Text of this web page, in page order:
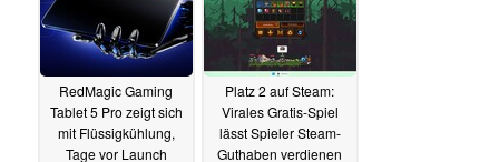
RedMagic Gaming
Tablet 5 Pro zeigt sich
mit Flüssigkühlung,
Tage vor Launch
Platz 2 auf Steam:
Virales Gratis-Spiel
lässt Spieler Steam-
Guthaben verdienen